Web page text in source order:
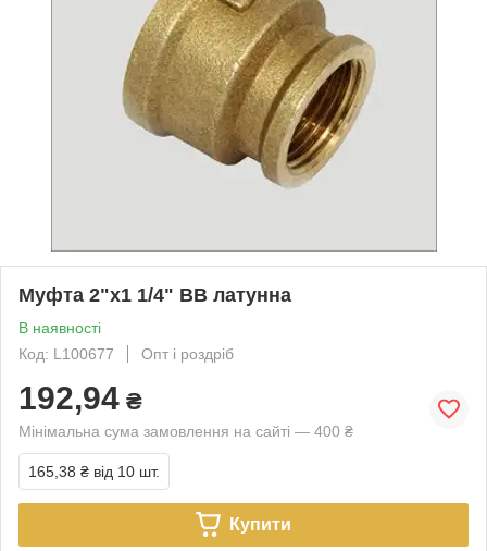
Муфта 2"х1 1/4" ВВ латунна
В наявності
Код: L100677
Опт і роздріб
192,94 ₴
Мінімальна сума замовлення на сайті — 400 ₴
165,38 ₴ від 10 шт.
Купити